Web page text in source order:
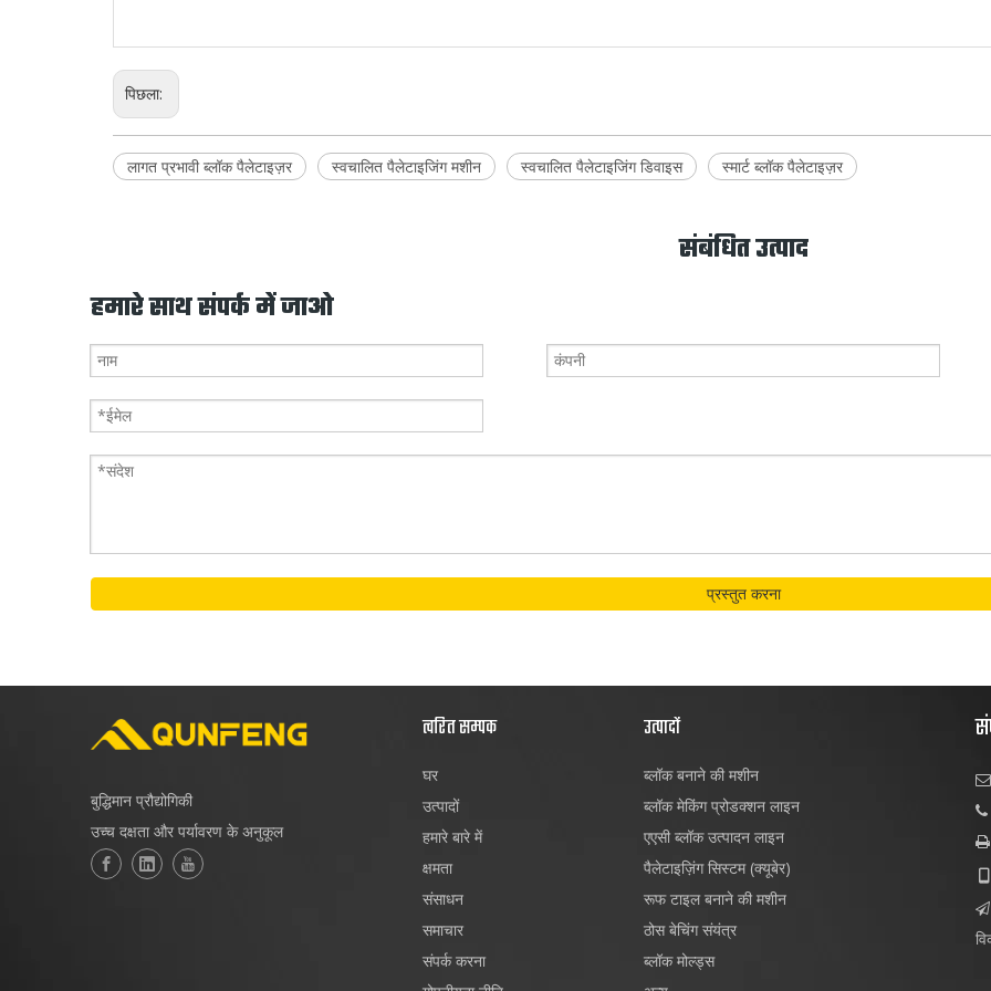
पिछला:
लागत प्रभावी ब्लॉक पैलेटाइज़र स्वचालित पैलेटाइजिंग मशीन स्वचालित पैलेटाइजिंग डिवाइस स्मार्ट ब्लॉक पैलेटाइज़र
संबंधित उत्पाद
हमारे साथ संपर्क में जाओ
प्रस्तुत करना
बुद्धिमान प्रौद्योगिकी
उच्च दक्षता और पर्यावरण के अनुकूल
त्वरित सम्पक
घर
उत्पादों
हमारे बारे में
क्षमता
संसाधन
समाचार
संपर्क करना
उत्पादों
ब्लॉक बनाने की मशीन
ब्लॉक मेकिंग प्रोडक्शन लाइन
एएसी ब्लॉक उत्पादन लाइन
पैलेटाइज़िंग सिस्टम (क्यूबेर)
रूफ टाइल बनाने की मशीन
ठोस बेचिंग संयंत्र
ब्लॉक मोल्ड्स



